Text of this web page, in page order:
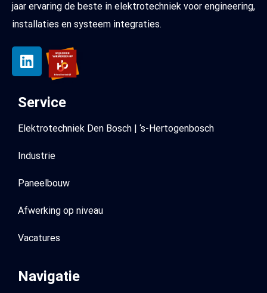
jaar ervaring de beste in elektrotechniek voor engineering,
installaties en systeem integraties.
Service
Elektrotechniek Den Bosch | ‘s-Hertogenbosch
Industrie
Paneelbouw
Afwerking op niveau
Vacatures
Navigatie